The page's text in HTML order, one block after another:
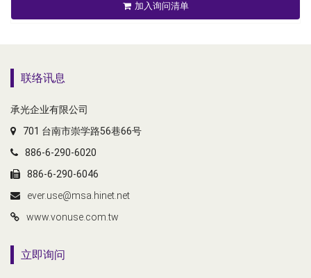
加入询问清单
联络讯息
承光企业有限公司
701 台南市崇学路56巷66号
886-6-290-6020
886-6-290-6046
ever.use@msa.hinet.net
www.vonuse.com.tw
立即询问